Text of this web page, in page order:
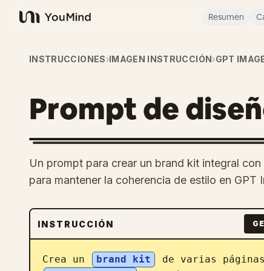
YouMind
Resumen
INSTRUCCIONES›IMAGEN INSTRUCCIÓN›GPT
Prompt de
Un prompt para crear un brand kit integral
para mantener la coherencia de estilo en GPT
INSTRUCCIÓN
Crea un brand kit
de varias